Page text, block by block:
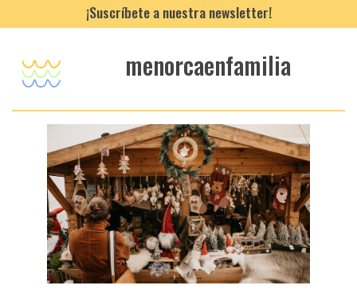
¡Suscríbete a nuestra newsletter!
menorcaenfamilia